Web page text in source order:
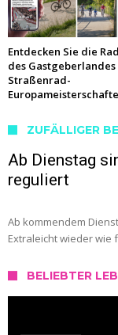
Entdecken Sie die
des
Straßenrad-
ZUFÄLLIGER
Ab Dienstag
reguliert
Ab kommendem
Extraleicht wieder wie
BELIEBTER